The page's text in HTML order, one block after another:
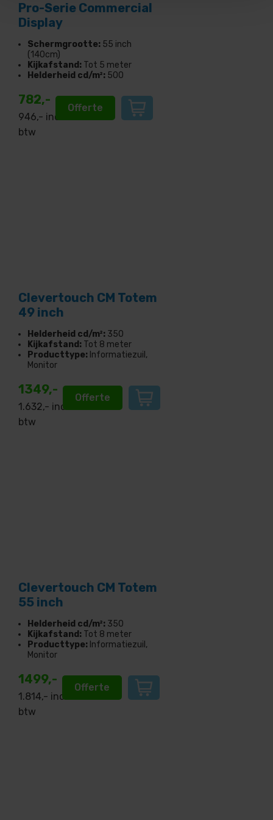
Pro-Serie Commercial
Display
Schermgrootte: 55 inch
(140cm)
Kijkafstand: Tot 5 meter
Helderheid cd/m²: 500
782,-
946,- incl.
btw
Offerte
Clevertouch CM Totem
49 inch
Helderheid cd/m²: 350
Kijkafstand: Tot 8 meter
Producttype: Informatiezuil,
Monitor
1349,-
1.632,- incl.
btw
Offerte
Clevertouch CM Totem
55 inch
Helderheid cd/m²: 350
Kijkafstand: Tot 8 meter
Producttype: Informatiezuil,
Monitor
1499,-
1.814,- incl.
btw
Offerte